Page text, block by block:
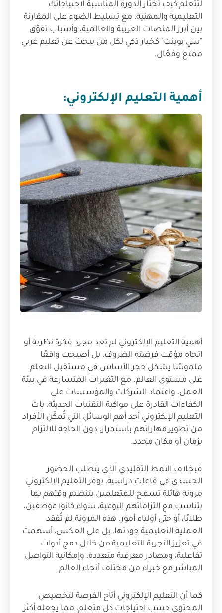
لتتعلم كيف تختار الدورة المناسبة لاحتياجاتك
التعليمية والمهنية، مع تسليط الضوء على المقارنة
بين أبرز المنصات العربية والعالمية، وأسباب تفوّق
"سي بوينت" كخيار ذكي لكل من يبحث عن تعليم عربي
ممتع وفعّال.
أهمية التعليم الإلكتروني:
أهمية التعليم الإلكتروني لم تعد مجرد فكرة نظرية أو
اتجاه مؤقت فرضته الظروف، بل أصبحت واقعًا
ملموسًا يشكل حجر الأساس في مستقبل التعلم
على مستوى العالم. مع التغيرات المتسارعة في بيئة
العمل، واعتماد الشركات والمؤسسات على
الكفاءات القادرة على مواكبة التقنيات الحديثة، بات
التعليم الإلكتروني أحد أهم الوسائل التي تُمكّن الأفراد
من تطوير مهاراتهم باستمرار، دون الحاجة للالتزام
بزمان أو مكان محدد.
فبخلاف النمط التقليدي الذي يتطلب الحضور
الجسدي في قاعات دراسية، يوفر التعليم الإلكتروني
مرونة هائلة تسمح للمتعلمين بتنظيم وقتهم بما
يتناسب مع التزاماتهم اليومية، سواء كانوا موظفين،
طلابًا، أو حتى أولياء أمور. هذه المرونة لم تُفقد
العملية التعليمية جودتها، بل على العكس، أسهمت
في تعزيز التجربة التعليمية من خلال دمج أدوات
تفاعلية، ومصادر معرفية متعددة، وإمكانية التواصل
المباشر مع خبراء من مختلف أنحاء العالم.
كما أن التعليم الإلكتروني أتاح الفرصة لتخصيص
المحتوى حسب احتياجات كل متعلم، مما يجعله أكثر